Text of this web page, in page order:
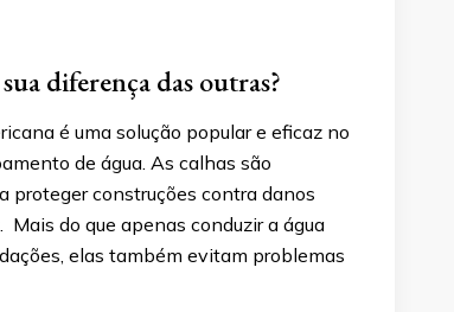
diferença das outras?
é uma solução popular e eficaz no
de água. As calhas são
proteger construções contra danos
Mais do que apenas conduzir a água
elas também evitam problemas